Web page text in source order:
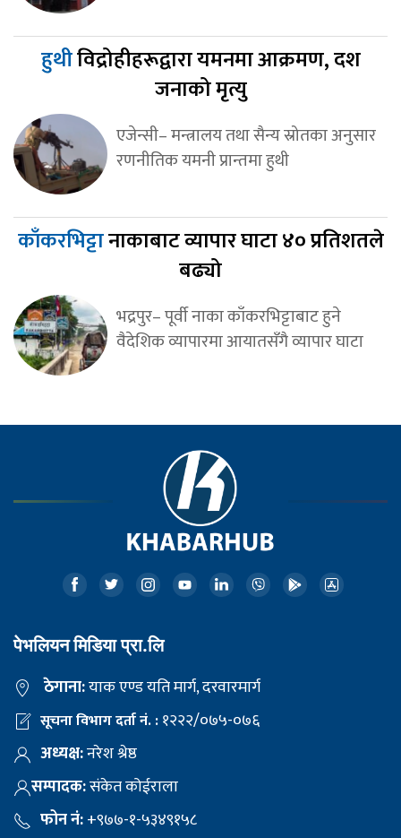
हुथीविद्रोहीहरूद्वारा यमनमा आक्रमण, दश
जनाको मृत्यु
एजेन्सी– मन्त्रालय तथा सैन्य स्रोतका अनुसार
रणनीतिक यमनी प्रान्तमा हुथी
काँकरभिट्टानाकाबाट व्यापार घाटा ४० प्रतिशतले
बढ्यो
भद्रपुर– पूर्वी नाका काँकरभिट्टाबाट हुने
वैदेशिक व्यापारमा आयातसँगै व्यापार घाटा
पेभलियन मिडिया प्रा.लि
ठेगाना:याक एण्ड यति मार्ग, दरवारमार्ग
सूचना विभाग दर्ता नं. :१२२२/०७५-०७६
अध्यक्ष:नरेश श्रेष्ठ
सम्पादक:संकेत कोईराला
फोन नं:+९७७-१-५३४९१५८